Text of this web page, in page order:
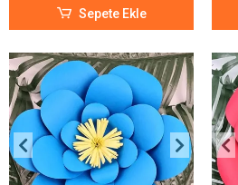
Sepete Ekle